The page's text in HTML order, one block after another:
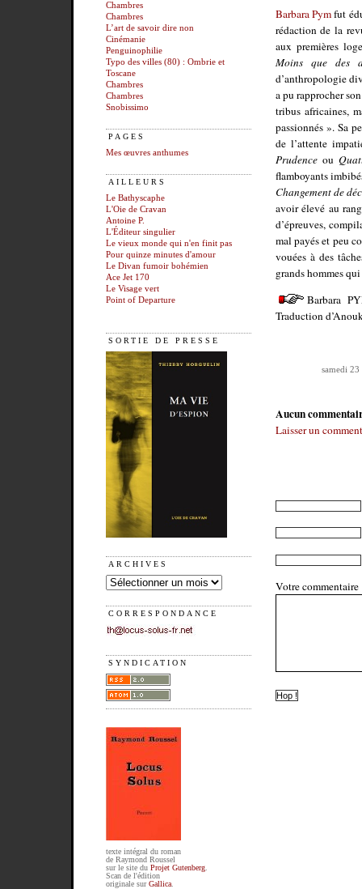
Chambres
Chambres
L’art de savoir dire non
Cinémanie
Penguinophilie
Typo des villes (80) : Ombrie et
Toscane
Chambres
Chambres
Snobissimo
PAGES
Mes œuvres anthumes
AILLEURS
Le Bathyscaphe
L'Oie de Cravan
Antoine P.
L'Éditeur singulier
Le vieux monde qui n'en finit pas
Pour quinze minutes d'amour
Le Divan fumoir bohémien
Ace Jet 170
Le Visage vert
Point of Departure
SORTIE DE PRESSE
ARCHIVES
CORRESPONDANCE
SYNDICATION
texte intégral du roman
de Raymond Roussel
sur le site du Projet Gutenberg.
Scan de l'édition
originale surGallica.
Barbara Pymfut
rédaction de la
aux premières
Moins que des
d’anthropologie
a pu rapprocher
tribus africaines,
passionnés ». Sa
de l’attente
Prudenceou
flamboyants
Changement de
avoir élevé au
d’épreuves,
mal payés et peu
vouées à des
grands hommes
Barbara
Traduction
samedi
Aucun
Laisser un
Votre commentaire